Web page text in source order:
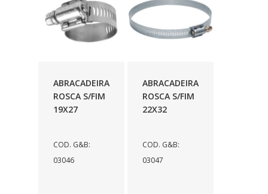
ABRACADEIRA
ROSCA S/FIM
19X27
COD. G&B:
03046
ABRACADEIRA
ROSCA S/FIM
22X32
COD. G&B:
03047